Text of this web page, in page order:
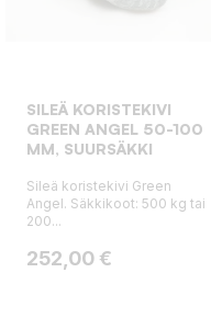
SILEÄ KORISTEKIVI
GREEN ANGEL 50-100
MM, SUURSÄKKI
Sileä koristekivi Green
Angel. Säkkikoot: 500 kg tai
200...
Hinta
252,00 €